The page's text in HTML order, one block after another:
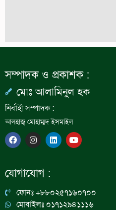
সম্পাদক ও প্রকাশক :
মোঃ আলামিনুল হক
নির্বাহী সম্পাদক :
আলহাজ্ব মোহাম্মদ ইসমাইল
F
a
c
b
o
I
n
s
a
g
a
m
L
i
n
n
Y
o
u
যোগাযোগ :
ফোনঃ +৮৮০২৫৭১৬০৭০০
মোবাইলঃ ০১৭১২৯৪১১১৬